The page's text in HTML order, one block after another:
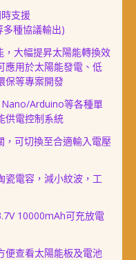
支援
多種協議輸出)
大幅提昇太陽能轉換效
應用於太陽能發電、低
保等專案開發
Arduino等各種單
供電控制系統
，可切換至合適輸入電壓
瓷電容，減小紋波，工
10000mAh可充放電
便查看太陽能板及電池